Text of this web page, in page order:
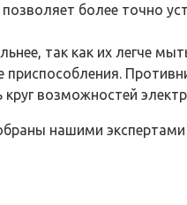
более точно
так как их легче
возможностей
нашими